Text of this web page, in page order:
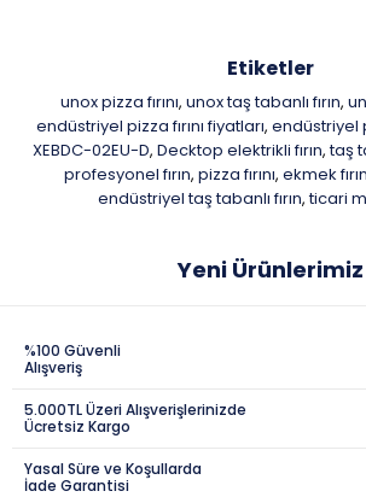
Etiketler
unox pizza fırını, unox taş tabanlı fırın,
endüstriyel pizza fırını fiyatları, endüstriyel
XEBDC-02EU-D, Decktop elektrikli fırın, taş
profesyonel fırın, pizza fırını, ekmek
endüstriyel taş tabanlı fırın, ticari
Yeni Ürünlerimiz
%100 Güvenli
Alışveriş
5.000TL Üzeri Alışverişlerinizde
Ücretsiz Kargo
Yasal Süre ve Koşullarda
İade Garantisi